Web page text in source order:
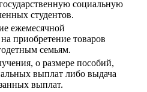
социальную
студентов.
ежемесячной
приобретение товаров
семьям.
о размере пособий,
выплат либо выдача
выплат.